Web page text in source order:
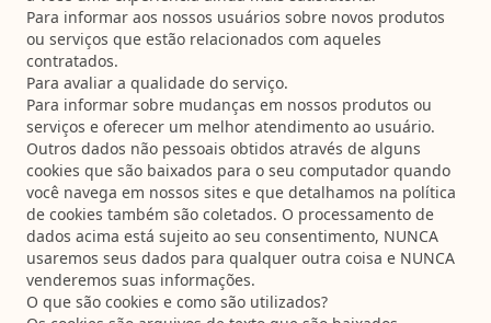
Para informar aos nossos usuários sobre novos produtos
ou serviços que estão relacionados com aqueles
contratados.
Para avaliar a qualidade do serviço.
Para informar sobre mudanças em nossos produtos ou
serviços e oferecer um melhor atendimento ao usuário.
Outros dados não pessoais obtidos através de alguns
cookies que são baixados para o seu computador quando
você navega em nossos sites e que detalhamos na política
de cookies também são coletados. O processamento de
dados acima está sujeito ao seu consentimento, NUNCA
usaremos seus dados para qualquer outra coisa e NUNCA
venderemos suas informações.
O que são cookies e como são utilizados?